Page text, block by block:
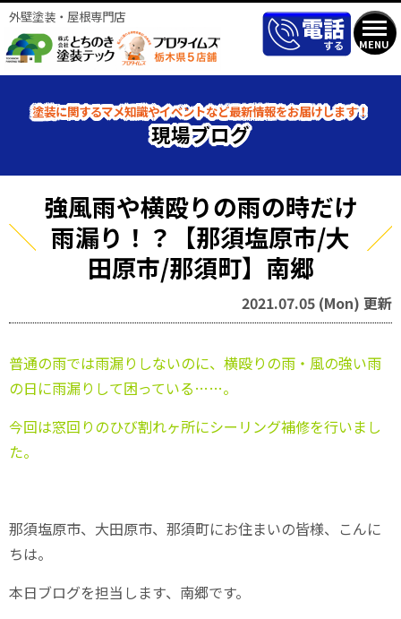
MENU
外壁塗装・屋根専門店
塗装に関するマメ知識やイベントなど最新情報をお届けします！
現場ブログ
強風雨や横殴りの雨の時だけ
雨漏り！？【那須塩原市/大
田原市/那須町】南郷
2021.07.05 (Mon) 更新
普通の雨では雨漏りしないのに、横殴りの雨・風の強い雨
の日に雨漏りして困っている……。
今回は窓回りのひび割れヶ所にシーリング補修を行いまし
た。
那須塩原市、大田原市、那須町にお住まいの皆様、こんに
ちは。
本日ブログを担当します、南郷です。